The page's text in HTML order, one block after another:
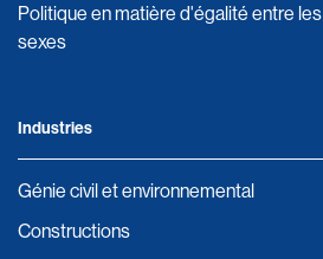
Politique en matière d'égalité entre les
sexes
Industries
Génie civil et environnemental
Constructions